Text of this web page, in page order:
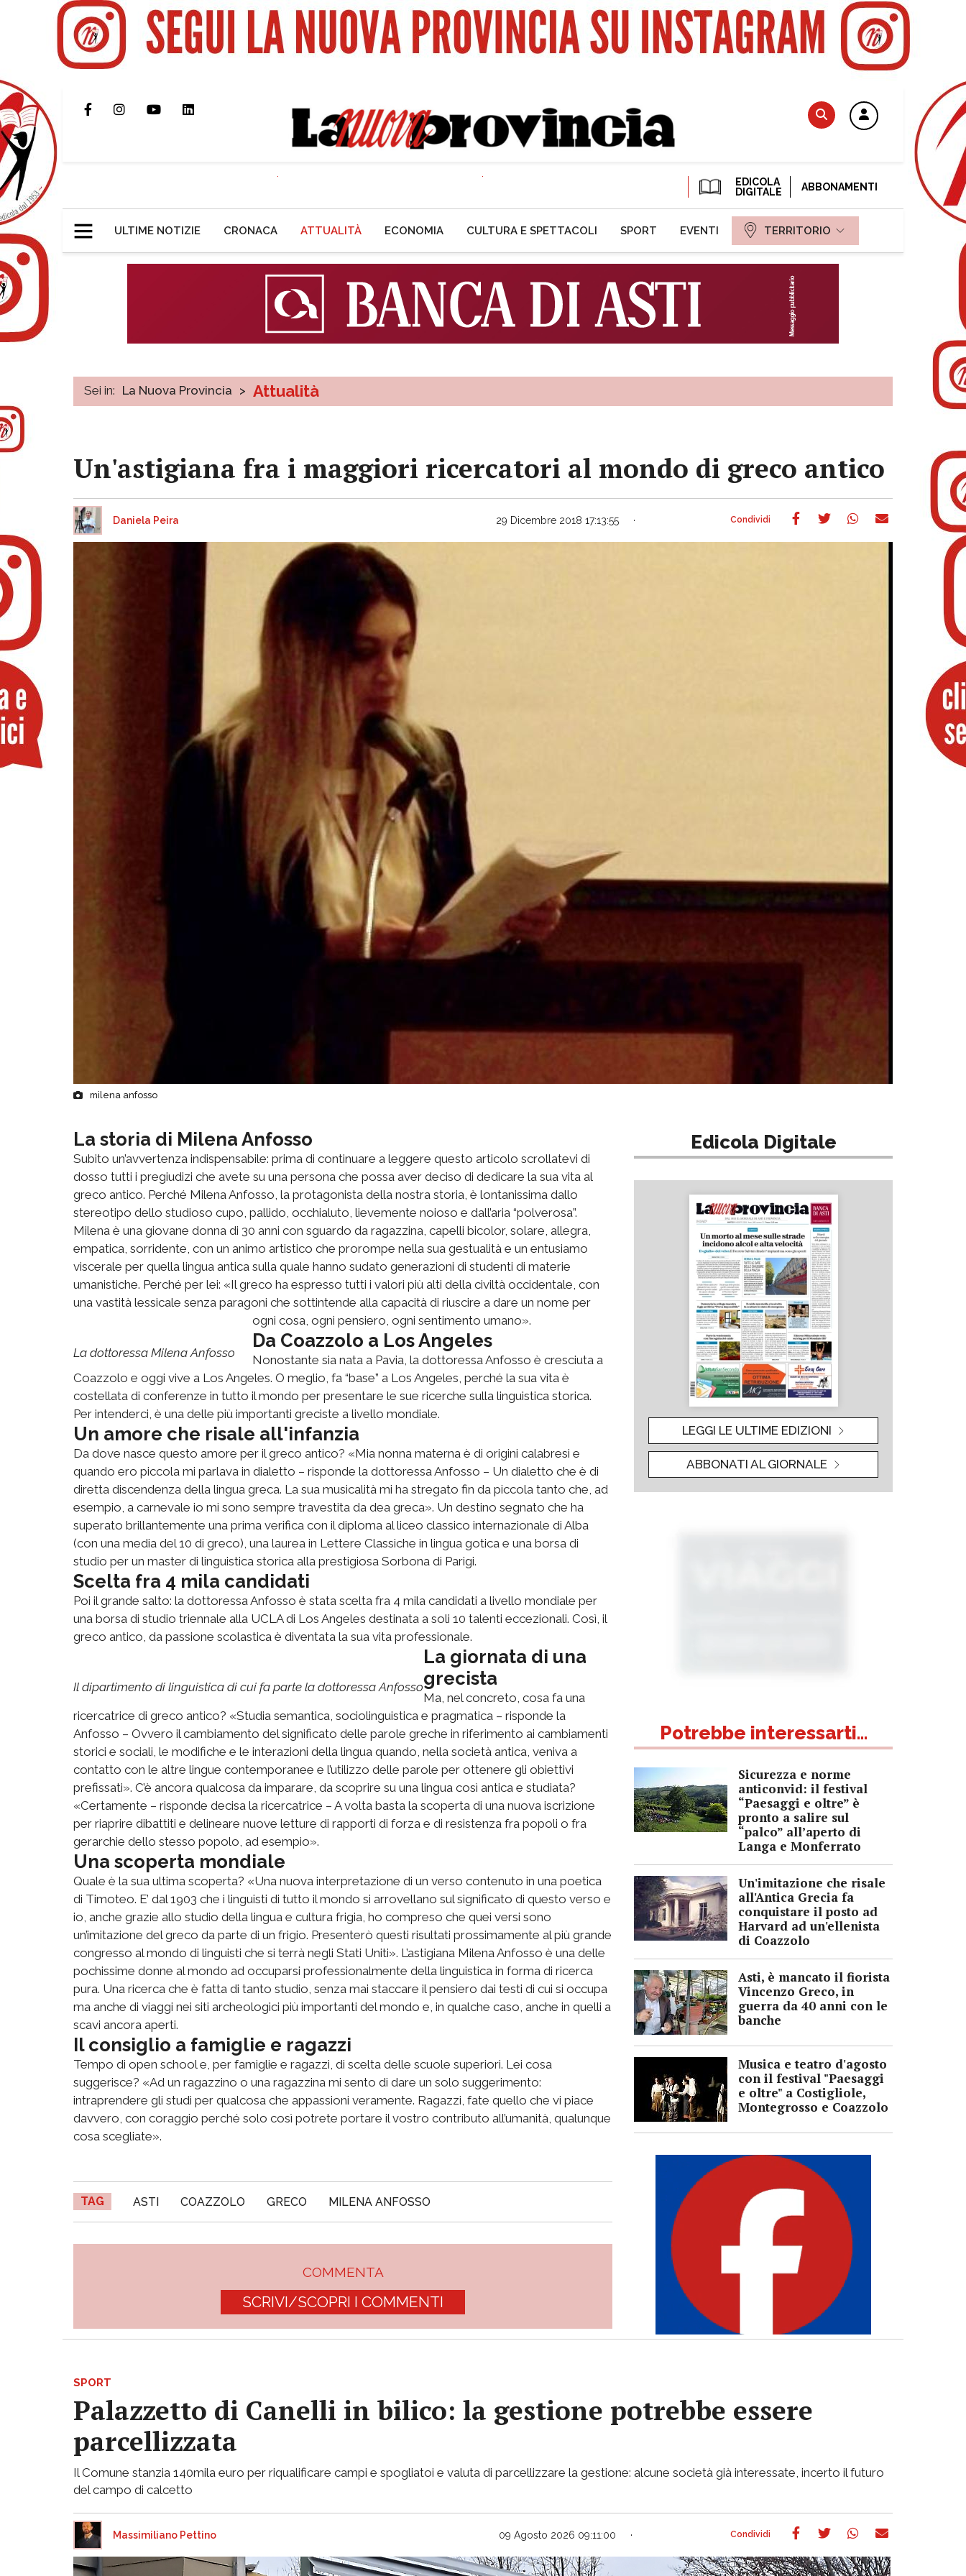
EDICOLA
DIGITALE
ABBONAMENTI
ULTIME NOTIZIE CRONACA ATTUALITÀ ECONOMIA CULTURA E SPETTACOLI SPORT EVENTI TERRITORIO
Sei in: La Nuova Provincia > Attualità
Un'astigiana fra i maggiori ricercatori al mondo di greco antico
Daniela Peira 29 Dicembre 2018 17:13:55
milena anfosso
La storia di Milena Anfosso
Subito un’avvertenza indispensabile: prima di continuare a leggere questo articolo scrollatevi di
dosso tutti i pregiudizi che avete su una persona che possa aver deciso di dedicare la sua vita al
greco antico. Perché Milena Anfosso, la protagonista della nostra storia, è lontanissima dallo
stereotipo dello studioso cupo, pallido, occhialuto, lievemente noioso e dall’aria “polverosa”.
Milena è una giovane donna di 30 anni con sguardo da ragazzina, capelli bicolor, solare, allegra,
empatica, sorridente, con un animo artistico che prorompe nella sua gestualità e un entusiamo
viscerale per quella lingua antica sulla quale hanno sudato generazioni di studenti di materie
umanistiche. Perché per lei: «Il greco ha espresso tutti i valori più alti della civiltà occidentale, con
una vastità lessicale senza paragoni che sottintende alla capacità di riuscire a dare un nome per
ogni cosa, ogni pensiero, ogni sentimento umano».
La dottoressa Milena Anfosso
Da Coazzolo a Los Angeles
Nonostante sia nata a Pavia, la dottoressa Anfosso è cresciuta a
Coazzolo e oggi vive a Los Angeles. O meglio, fa “base” a Los Angeles, perché la sua vita è
costellata di conferenze in tutto il mondo per presentare le sue ricerche sulla linguistica storica.
Per intenderci, è una delle più importanti greciste a livello mondiale.
Un amore che risale all'infanzia
Da dove nasce questo amore per il greco antico? «Mia nonna materna è di origini calabresi e
quando ero piccola mi parlava in dialetto – risponde la dottoressa Anfosso – Un dialetto che è di
diretta discendenza della lingua greca. La sua musicalità mi ha stregato fin da piccola tanto che, ad
esempio, a carnevale io mi sono sempre travestita da dea greca». Un destino segnato che ha
superato brillantemente una prima verifica con il diploma al liceo classico internazionale di Alba
(con una media del 10 di greco), una laurea in Lettere Classiche in lingua gotica e una borsa di
studio per un master di linguistica storica alla prestigiosa Sorbona di Parigi.
Scelta fra 4 mila candidati
Poi il grande salto: la dottoressa Anfosso è stata scelta fra 4 mila candidati a livello mondiale per
una borsa di studio triennale alla UCLA di Los Angeles destinata a soli 10 talenti eccezionali. Così, il
greco antico, da passione scolastica è diventata la sua vita professionale.
Il dipartimento di linguistica di cui fa parte la dottoressa Anfosso
La giornata di una
grecista
Ma, nel concreto, cosa fa una
ricercatrice di greco antico? «Studia semantica, sociolinguistica e pragmatica – risponde la
Anfosso – Ovvero il cambiamento del significato delle parole greche in riferimento ai cambiamenti
storici e sociali, le modifiche e le interazioni della lingua quando, nella società antica, veniva a
contatto con le altre lingue contemporanee e l’utilizzo delle parole per ottenere gli obiettivi
prefissati». C’è ancora qualcosa da imparare, da scoprire su una lingua così antica e studiata?
«Certamente – risponde decisa la ricercatrice – A volta basta la scoperta di una nuova iscrizione
per riaprire dibattiti e delineare nuove letture di rapporti di forza e di resistenza fra popoli o fra
gerarchie dello stesso popolo, ad esempio».
Una scoperta mondiale
Quale è la sua ultima scoperta? «Una nuova interpretazione di un verso contenuto in una poetica
di Timoteo. E’ dal 1903 che i linguisti di tutto il mondo si arrovellano sul significato di questo verso e
io, anche grazie allo studio della lingua e cultura frigia, ho compreso che quei versi sono
un’imitazione del greco da parte di un frigio. Presenterò questi risultati prossimamente al più grande
congresso al mondo di linguisti che si terrà negli Stati Uniti». L’astigiana Milena Anfosso è una delle
pochissime donne al mondo ad occuparsi professionalmente della linguistica in forma di ricerca
pura. Una ricerca che è fatta di tanto studio, senza mai staccare il pensiero dai testi di cui si occupa
ma anche di viaggi nei siti archeologici più importanti del mondo e, in qualche caso, anche in quelli a
scavi ancora aperti.
Il consiglio a famiglie e ragazzi
Tempo di open school e, per famiglie e ragazzi, di scelta delle scuole superiori. Lei cosa
suggerisce? «Ad un ragazzino o una ragazzina mi sento di dare un solo suggerimento:
intraprendere gli studi per qualcosa che appassioni veramente. Ragazzi, fate quello che vi piace
davvero, con coraggio perché solo così potrete portare il vostro contributo all’umanità, qualunque
cosa scegliate».
TAG ASTI COAZZOLO GRECO MILENA ANFOSSO
COMMENTA
SCRIVI/SCOPRI I COMMENTI
Edicola Digitale
LEGGI LE ULTIME EDIZIONI
ABBONATI AL GIORNALE
Potrebbe interessarti...
Sicurezza e norme
anticonvid: il festival
“Paesaggi e oltre” è
pronto a salire sul
“palco” all’aperto di
Langa e Monferrato
Un'imitazione che risale
all'Antica Grecia fa
conquistare il posto ad
Harvard ad un'ellenista
di Coazzolo
Asti, è mancato il fiorista
Vincenzo Greco, in
guerra da 40 anni con le
banche
Musica e teatro d'agosto
con il festival "Paesaggi
e oltre" a Costigliole,
Montegrosso e Coazzolo
SPORT
Palazzetto di Canelli in bilico: la gestione potrebbe essere
parcellizzata
Il Comune stanzia 140mila euro per riqualificare campi e spogliatoi e valuta di parcellizzare la gestione: alcune società già interessate, incerto il futuro
del campo di calcetto
Massimiliano Pettino 09 Agosto 2026 09:11:00